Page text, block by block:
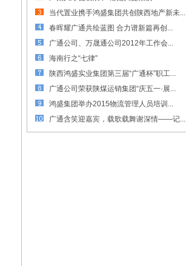
当代置业携手鸿盛集团共创陕西地产新未...
春晖耀广通共绘蓝图 合力谱新篇再创...
广通公司、万晟通公司2012年工作会...
海南行之“七律”
陕西鸿盛实业集团第三届“广通杯”职工...
广通公司荣获陕煤运销集团“庆五一·展...
鸿盛集团举办2015物流管理人员培训...
广通含笑迎嘉宾，载歌载舞谢深情——记...